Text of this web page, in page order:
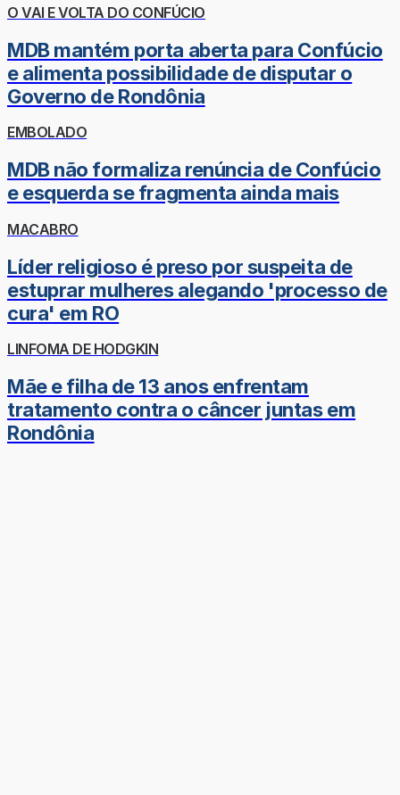
O VAI E VOLTA DO CONFÚCIO
MDB mantém porta aberta para Confúcio
e alimenta possibilidade de disputar o
Governo de Rondônia
EMBOLADO
MDB não formaliza renúncia de Confúcio
e esquerda se fragmenta ainda mais
MACABRO
Líder religioso é preso por suspeita de
estuprar mulheres alegando 'processo de
cura' em RO
LINFOMA DE HODGKIN
Mãe e filha de 13 anos enfrentam
tratamento contra o câncer juntas em
Rondônia